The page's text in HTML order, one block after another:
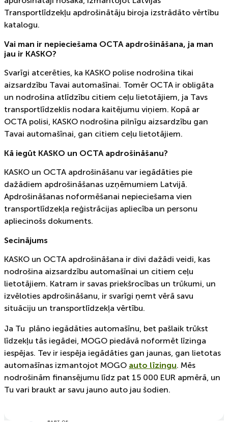
Transportlīdzekļu apdrošinātāju biroja izstrādāto vērtību
katalogu.
Vai man ir nepieciešama OCTA apdrošināšana, ja man
jau ir KASKO?
Svarīgi atcerēties, ka KASKO polise nodrošina tikai
aizsardzību Tavai automašīnai. Tomēr OCTA ir obligāta
un nodrošina atlīdzību citiem ceļu lietotājiem, ja Tavs
transportlīdzeklis nodara kaitējumu viņiem. Kopā ar
OCTA polisi, KASKO nodrošina pilnīgu aizsardzību gan
Tavai automašīnai, gan citiem ceļu lietotājiem.
Kā iegūt KASKO un OCTA apdrošināšanu?
KASKO un OCTA apdrošināšanu var iegādāties pie
dažādiem apdrošināšanas uzņēmumiem Latvijā.
Apdrošināšanas noformēšanai nepieciešama vien
transportlīdzekļa reģistrācijas apliecība un personu
apliecinošs dokuments.
Secinājums
KASKO un OCTA apdrošināšana ir divi dažādi veidi, kas
nodrošina aizsardzību automašīnai un citiem ceļu
lietotājiem. Katram ir savas priekšrocības un trūkumi, un
izvēloties apdrošināšanu, ir svarīgi ņemt vērā savu
situāciju un transportlīdzekļa vērtību.
Ja Tu plāno iegādāties automašīnu, bet pašlaik trūkst
līdzekļu tās iegādei, MOGO piedāvā noformēt līzinga
iespējas. Tev ir iespēja iegādāties gan jaunas, gan lietotas
automašīnas izmantojot MOGO auto līzingu. Mēs
nodrošinām finansējumu līdz pat 15 000 EUR apmērā, un
Tu vari braukt ar savu jauno auto jau šodien.